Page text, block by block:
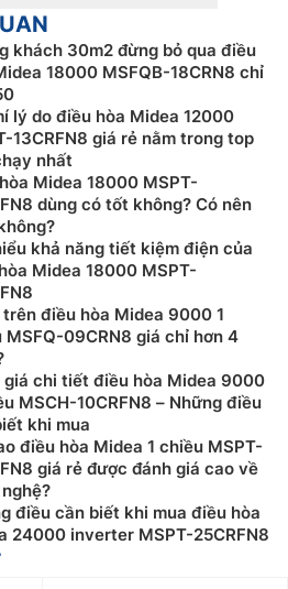
Do đó, Midea luôn đảm bảo
những sản phẩm gia dụng
hòa nói riêng với chất lượng
Midealuôn được sở hữu thiết
với nhiều phong cách nội
đó, Midea cũng tích hợp vào
của mình những công nghệ
Công nghệ lọc không
mái tối đa cho người dùng.
hòa Midea theo công
phân loại theo công suất
các không gian và nhu cầu
đây là một số gợi ý để giúp
hòa Middea phù hợp với căn
:Điều hòa Midea 9000btu
gian nhỏ dưới 15m2 như
hay phòng làm việc nhỏ. Giá
khách 30m2 đừng bỏ qua điều
18000 MSFQB-18CRN8 chỉ
lý do điều hòa Midea 12000
13CRFN8 giá rẻ nằm trong top
nhất
Midea 18000 MSPT-
dùng có tốt không? Có nên
khả năng tiết kiệm điện của
Midea 18000 MSPT-
trên điều hòa Midea 9000 1
MSFQ-09CRN8 giá chỉ hơn 4
giá chi tiết điều hòa Midea 9000
MSCH-10CRFN8 – Những điều
khi mua
điều hòa Midea 1 chiều MSPT-
giá rẻ được đánh giá cao về
điều cần biết khi mua điều hòa
24000 inverter MSPT-25CRFN8